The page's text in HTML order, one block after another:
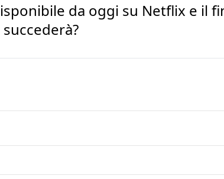
da oggi su Netflix e il